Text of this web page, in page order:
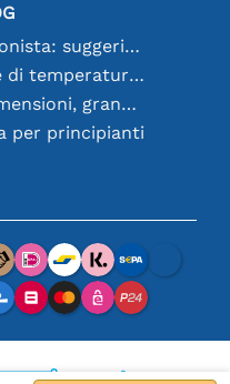
Saldare come un professionista: suggerimenti per connessioni elettroniche perfette
Scegliere il giusto sensore di temperatura [youtube]
Batterie 18650: piccole dimensioni, grandi prestazioni
per principianti